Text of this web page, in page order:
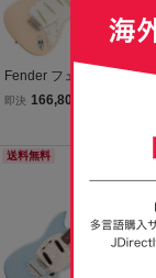
Fender フェンダー Vinter
a III Late '60s Stratocaster
ー
即決 166,805
送料無料